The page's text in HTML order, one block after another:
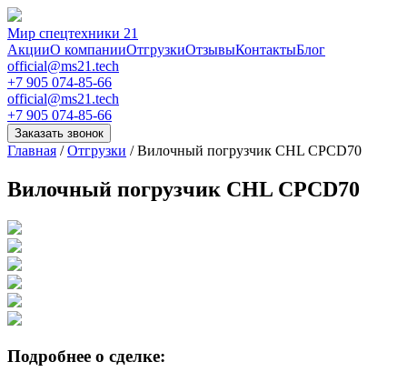
Мир спецтехники 21
АкцииО компанииОтгрузкиОтзывыКонтактыБлог
official@ms21.tech
+7 905 074-85-66
official@ms21.tech
+7 905 074-85-66
Заказать звонок
Главная /Отгрузки /Вилочный погрузчик CHL CPCD70
Вилочный погрузчик CHL CPCD70
Подробнее о сделке: